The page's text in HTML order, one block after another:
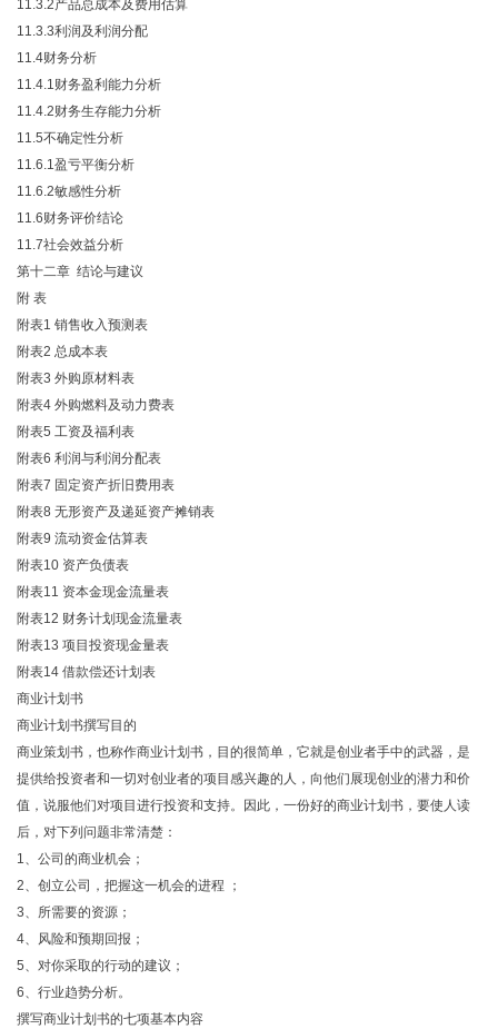
11.3.2产品总成本及费用估算
11.3.3利润及利润分配
11.4财务分析
11.4.1财务盈利能力分析
11.4.2财务生存能力分析
11.5不确定性分析
11.6.1盈亏平衡分析
11.6.2敏感性分析
11.6财务评价结论
11.7社会效益分析
第十二章 结论与建议
附 表
附表1 销售收入预测表
附表2 总成本表
附表3 外购原材料表
附表4 外购燃料及动力费表
附表5 工资及福利表
附表6 利润与利润分配表
附表7 固定资产折旧费用表
附表8 无形资产及递延资产摊销表
附表9 流动资金估算表
附表10 资产负债表
附表11 资本金现金流量表
附表12 财务计划现金流量表
附表13 项目投资现金量表
附表14 借款偿还计划表
商业计划书
商业计划书撰写目的
商业策划书，也称作商业计划书，目的很简单，它就是创业者手中的武器，是
提供给投资者和一切对创业者的项目感兴趣的人，向他们展现创业的潜力和价
值，说服他们对项目进行投资和支持。因此，一份好的商业计划书，要使人读
后，对下列问题非常清楚：
1、公司的商业机会；
2、创立公司，把握这一机会的进程 ；
3、所需要的资源；
4、风险和预期回报；
5、对你采取的行动的建议；
6、行业趋势分析。
撰写商业计划书的七项基本内容